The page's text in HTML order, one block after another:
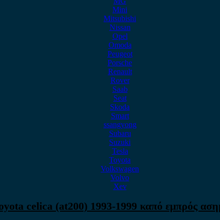
Mini
Mitsubishi
Nissan
Opel
Omoda
Peugeot
Porsche
Renault
Rover
Saab
Seat
Skoda
Smart
ssangyong
Subaru
Suzuki
Tesla
Toyota
Volkswagen
Volvo
Xev
celica (at200) 1993-1999 καπό εμπρός